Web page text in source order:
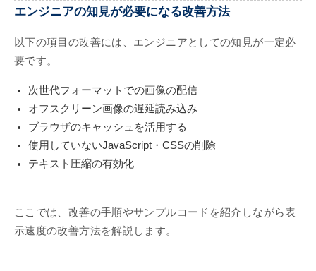
エンジニアの知見が必要になる改善方法
以下の項目の改善には、エンジニアとしての知見が一定必
要です。
次世代フォーマットでの画像の配信
オフスクリーン画像の遅延読み込み
ブラウザのキャッシュを活用する
使用していないJavaScript・CSSの削除
テキスト圧縮の有効化
ここでは、改善の手順やサンプルコードを紹介しながら表
示速度の改善方法を解説します。